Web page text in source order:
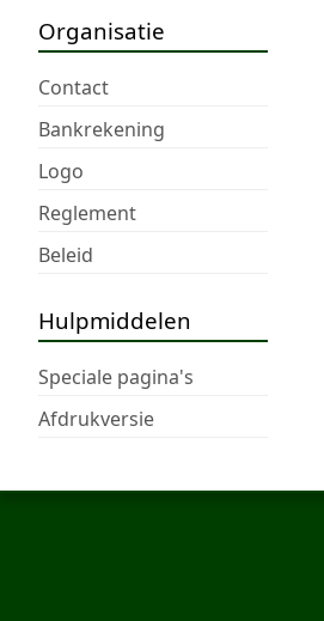
Organisatie
Contact
Bankrekening
Logo
Reglement
Beleid
Hulpmiddelen
Speciale pagina's
Afdrukversie